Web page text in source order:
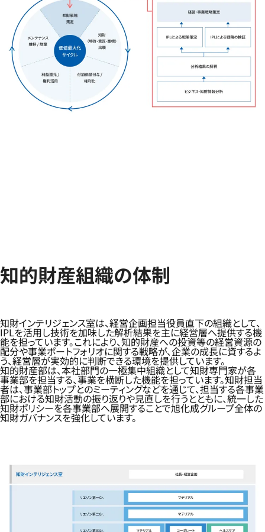
知的財産組織の体制
知財インテリジェンス室は、経営企画担当役員直下の組織として、
IPLを活用し技術を加味した解析結果を主に経営層へ提供する機
能を担っています。これにより、知的財産への投資等の経営資源の
配分や事業ポートフォリオに関する戦略が、企業の成長に資するよ
う、経営層が実効的に判断できる環境を提供しています。
知的財産部は、本社部門の一極集中組織として知財専門家が各
事業部を担当する、事業を横断した機能を担っています。知財担当
者は、事業部トップとのミーティングなどを通じて、担当する各事業
部における知財活動の振り返りや見直しを行うとともに、統一した
知財ポリシーを各事業部へ展開することで旭化成グループ全体の
知財ガバナンスを強化しています。